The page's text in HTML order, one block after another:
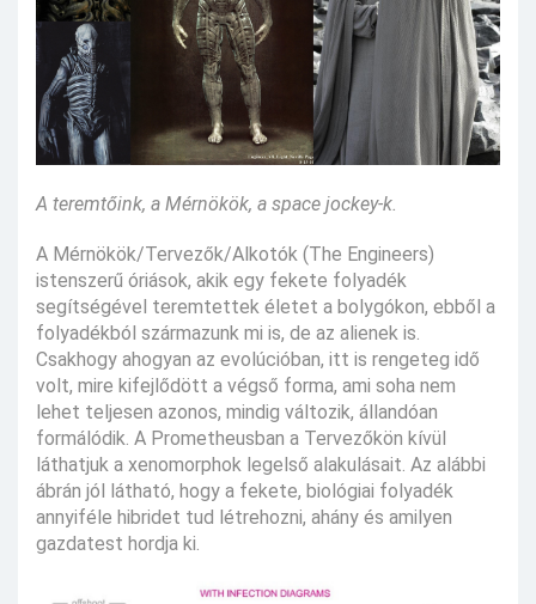
A teremtőink, a Mérnökök, a space jockey-k.
A Mérnökök/Tervezők/Alkotók (The Engineers)
istenszerű óriások, akik egy fekete folyadék
segítségével teremtettek életet a bolygókon, ebből a
folyadékból származunk mi is, de az alienek is.
Csakhogy ahogyan az evolúcióban, itt is rengeteg idő
volt, mire kifejlődött a végső forma, ami soha nem
lehet teljesen azonos, mindig változik, állandóan
formálódik. A Prometheusban a Tervezőkön kívül
láthatjuk a xenomorphok legelső alakulásait. Az alábbi
ábrán jól látható, hogy a fekete, biológiai folyadék
annyiféle hibridet tud létrehozni, ahány és amilyen
gazdatest hordja ki.